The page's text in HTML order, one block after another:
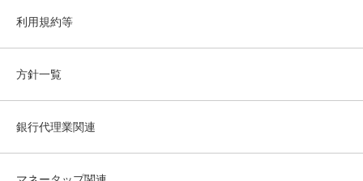
利用規約等
方針一覧
銀行代理業関連